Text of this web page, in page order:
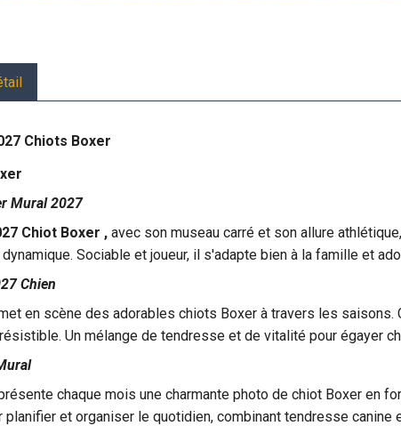
Chiots Boxer
Mural 2027
Chiot Boxer , avec son museau carré et son allure
Sociable et joueur, il s'adapte bien à la famille et
Chien
en scène des adorables chiots Boxer à travers les
Un mélange de tendresse et de vitalité pour égayer
chaque mois une charmante photo de chiot Boxer en
planifier et organiser le quotidien, combinant tendresse